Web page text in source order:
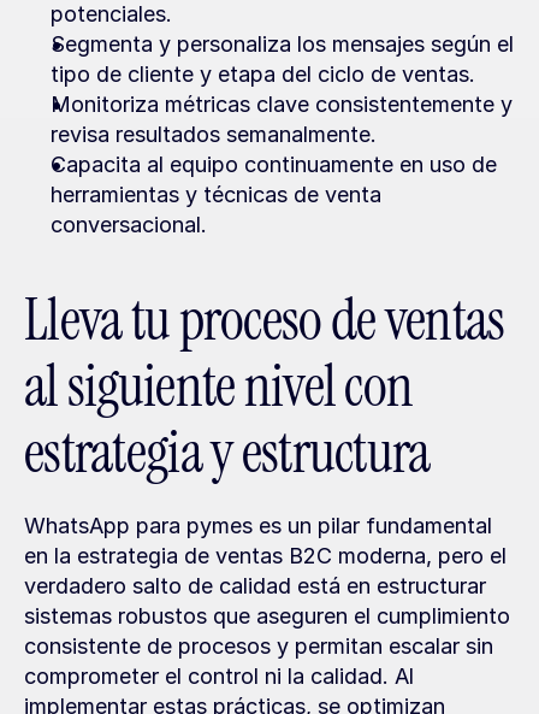
potenciales.
Segmenta y personaliza los mensajes según el
tipo de cliente y etapa del ciclo de ventas.
Monitoriza métricas clave consistentemente y
revisa resultados semanalmente.
Capacita al equipo continuamente en uso de
herramientas y técnicas de venta
conversacional.
Lleva tu proceso de ventas
al siguiente nivel con
estrategia y estructura
WhatsApp para pymes es un pilar fundamental
en la estrategia de ventas B2C moderna, pero el
verdadero salto de calidad está en estructurar
sistemas robustos que aseguren el cumplimiento
consistente de procesos y permitan escalar sin
comprometer el control ni la calidad. Al
implementar estas prácticas, se optimizan